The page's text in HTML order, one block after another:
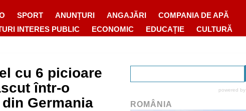
SPORT ANUNȚURI ANGAJĂRI
COMPANIA DE APĂ
INTERES PUBLIC ECONOMIC EDUCAȚIE CULTURĂ
cu 6 picioare
într-o
Germania
powered by
ROMÂNIA